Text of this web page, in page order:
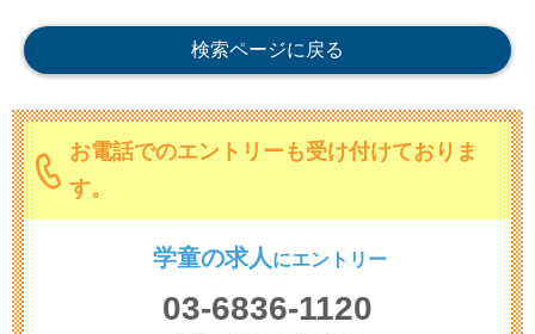
検索ページに戻る
お電話でのエントリーも受け付けておりま
す。
学童の求人 にエントリー
03-6836-1120